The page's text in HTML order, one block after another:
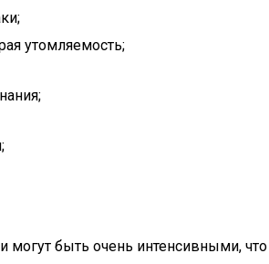
утомляемость;
могут быть очень интенсивными, что